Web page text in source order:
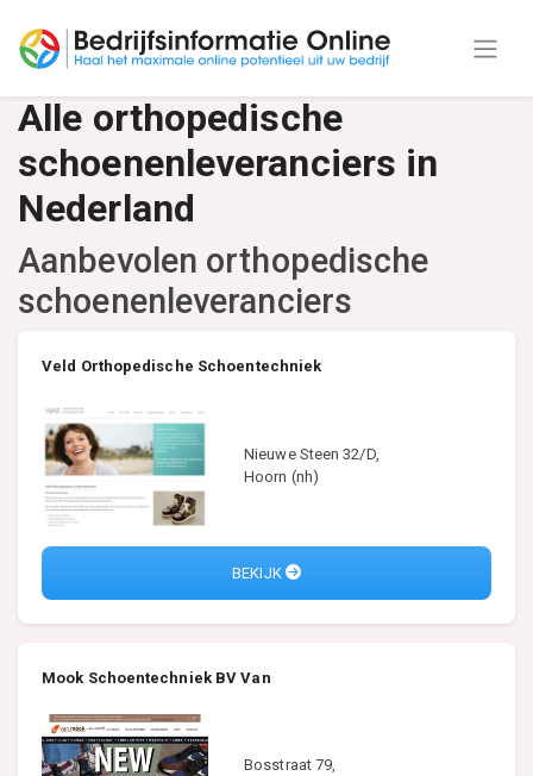
Alle orthopedische
schoenenleveranciers in
Nederland
Aanbevolen orthopedische
schoenenleveranciers
Veld Orthopedische Schoentechniek
Nieuwe Steen 32/D,
Hoorn (nh)
BEKIJK
Mook Schoentechniek BV Van
Bosstraat 79,